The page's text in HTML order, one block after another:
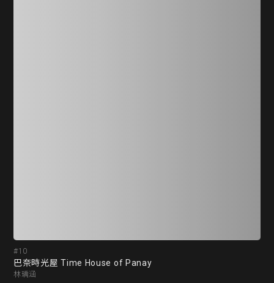
#10
巴奈時光屋 Time House of Panay
林瑀涵